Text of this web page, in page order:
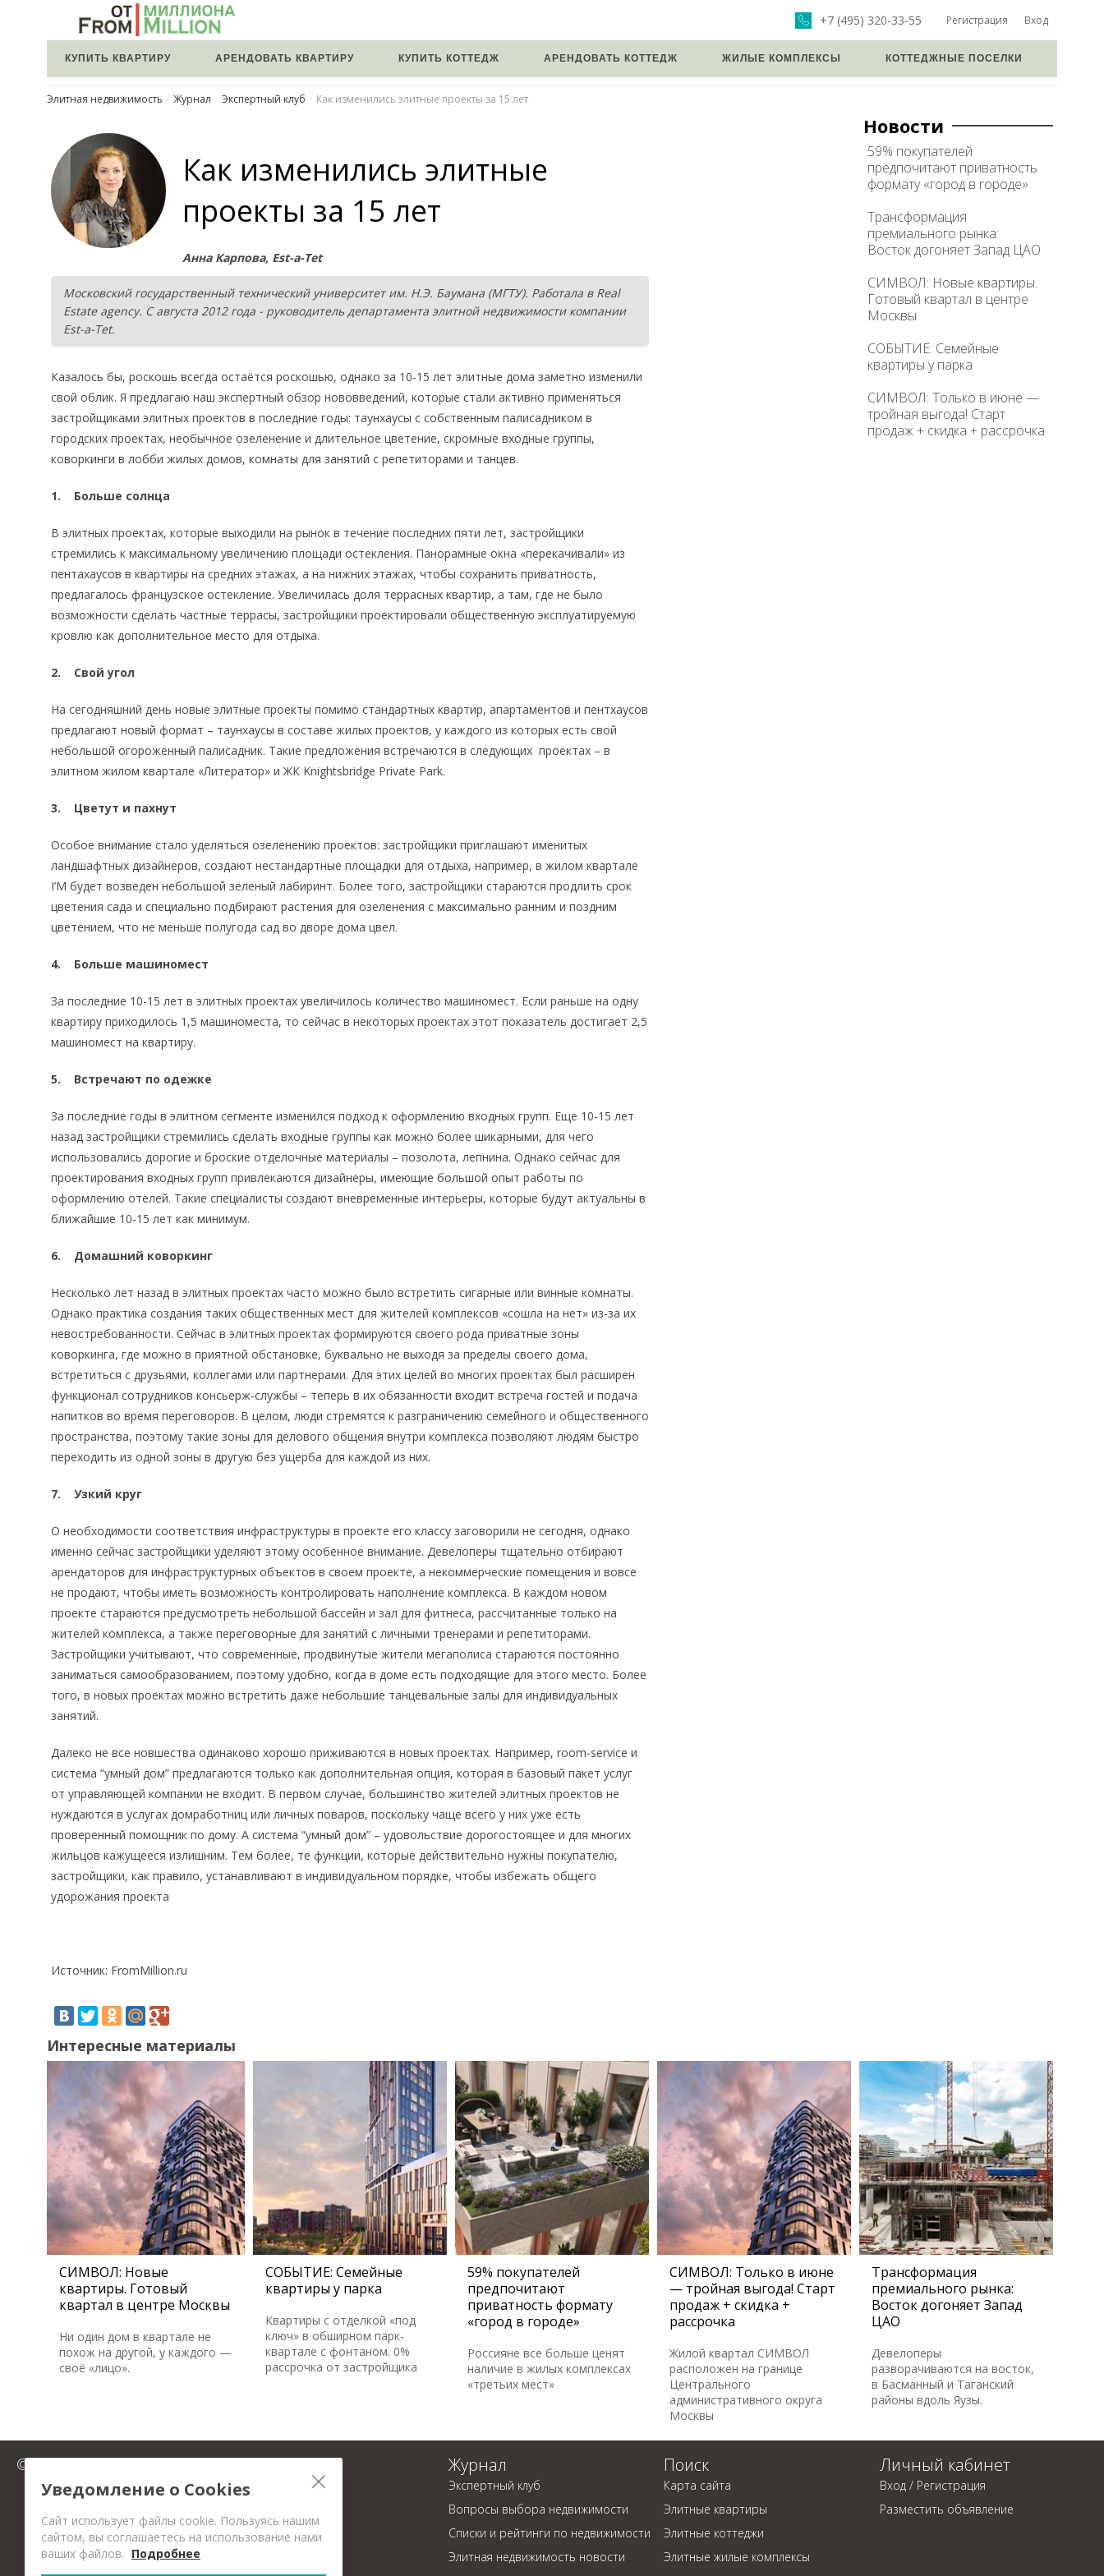
Регистрация Вход
+7 (495) 320-33-55
КУПИТЬ КВАРТИРУ АРЕНДОВАТЬ КВАРТИРУ КУПИТЬ КОТТЕДЖ АРЕНДОВАТЬ КОТТЕДЖ ЖИЛЫЕ КОМПЛЕКСЫ КОТТЕДЖНЫЕ ПОСЕЛКИ
Элитная недвижимость Журнал Экспертный клуб Как изменились элитные проекты за 15 лет
Как изменились элитные
проекты за 15 лет
Анна Карпова, Est-a-Tet
Московский государственный технический университет им. Н.Э. Баумана (МГТУ). Работала в Real
Estate agency. С августа 2012 года - руководитель департамента элитной недвижимости компании
Est-a-Tet.
Казалось бы, роскошь всегда остаётся роскошью, однако за 10-15 лет элитные дома заметно изменили
свой облик. Я предлагаю наш экспертный обзор нововведений, которые стали активно применяться
застройщиками элитных проектов в последние годы: таунхаусы с собственным палисадником в
городских проектах, необычное озеленение и длительное цветение, скромные входные группы,
коворкинги в лобби жилых домов, комнаты для занятий с репетиторами и танцев.
1. Больше солнца
В элитных проектах, которые выходили на рынок в течение последних пяти лет, застройщики
стремились к максимальному увеличению площади остекления. Панорамные окна «перекачивали» из
пентахаусов в квартиры на средних этажах, а на нижних этажах, чтобы сохранить приватность,
предлагалось французское остекление. Увеличилась доля террасных квартир, а там, где не было
возможности сделать частные террасы, застройщики проектировали общественную эксплуатируемую
кровлю как дополнительное место для отдыха.
2. Свой угол
На сегодняшний день новые элитные проекты помимо стандартных квартир, апартаментов и пентхаусов
предлагают новый формат – таунхаусы в составе жилых проектов, у каждого из которых есть свой
небольшой огороженный палисадник. Такие предложения встречаются в следующих проектах – в
элитном жилом квартале «Литератор» и ЖК Knightsbridge Private Park.
3. Цветут и пахнут
Особое внимание стало уделяться озеленению проектов: застройщики приглашают именитых
ландшафтных дизайнеров, создают нестандартные площадки для отдыха, например, в жилом квартале
I’M будет возведен небольшой зеленый лабиринт. Более того, застройщики стараются продлить срок
цветения сада и специально подбирают растения для озеленения с максимально ранним и поздним
цветением, что не меньше полугода сад во дворе дома цвел.
4. Больше машиномест
За последние 10-15 лет в элитных проектах увеличилось количество машиномест. Если раньше на одну
квартиру приходилось 1,5 машиноместа, то сейчас в некоторых проектах этот показатель достигает 2,5
машиномест на квартиру.
5. Встречают по одежке
За последние годы в элитном сегменте изменился подход к оформлению входных групп. Еще 10-15 лет
назад застройщики стремились сделать входные группы как можно более шикарными, для чего
использовались дорогие и броские отделочные материалы – позолота, лепнина. Однако сейчас для
проектирования входных групп привлекаются дизайнеры, имеющие большой опыт работы по
оформлению отелей. Такие специалисты создают вневременные интерьеры, которые будут актуальны в
ближайшие 10-15 лет как минимум.
6. Домашний коворкинг
Несколько лет назад в элитных проектах часто можно было встретить сигарные или винные комнаты.
Однако практика создания таких общественных мест для жителей комплексов «сошла на нет» из-за их
невостребованности. Сейчас в элитных проектах формируются своего рода приватные зоны
коворкинга, где можно в приятной обстановке, буквально не выходя за пределы своего дома,
встретиться с друзьями, коллегами или партнерами. Для этих целей во многих проектах был расширен
функционал сотрудников консьерж-службы – теперь в их обязанности входит встреча гостей и подача
напитков во время переговоров. В целом, люди стремятся к разграничению семейного и общественного
пространства, поэтому такие зоны для делового общения внутри комплекса позволяют людям быстро
переходить из одной зоны в другую без ущерба для каждой из них.
7. Узкий круг
О необходимости соответствия инфраструктуры в проекте его классу заговорили не сегодня, однако
именно сейчас застройщики уделяют этому особенное внимание. Девелоперы тщательно отбирают
арендаторов для инфраструктурных объектов в своем проекте, а некоммерческие помещения и вовсе
не продают, чтобы иметь возможность контролировать наполнение комплекса. В каждом новом
проекте стараются предусмотреть небольшой бассейн и зал для фитнеса, рассчитанные только на
жителей комплекса, а также переговорные для занятий с личными тренерами и репетиторами.
Застройщики учитывают, что современные, продвинутые жители мегаполиса стараются постоянно
заниматься самообразованием, поэтому удобно, когда в доме есть подходящие для этого место. Более
того, в новых проектах можно встретить даже небольшие танцевальные залы для индивидуальных
занятий.
Далеко не все новшества одинаково хорошо приживаются в новых проектах. Например, room-service и
система “умный дом” предлагаются только как дополнительная опция, которая в базовый пакет услуг
от управляющей компании не входит. В первом случае, большинство жителей элитных проектов не
нуждаются в услугах домработниц или личных поваров, поскольку чаще всего у них уже есть
проверенный помощник по дому. А система “умный дом” – удовольствие дорогостоящее и для многих
жильцов кажущееся излишним. Тем более, те функции, которые действительно нужны покупателю,
застройщики, как правило, устанавливают в индивидуальном порядке, чтобы избежать общего
удорожания проекта
Источник: FromMillion.ru
Новости
59% покупателей
предпочитают приватность
формату «город в городе»
Трансформация
премиального рынка:
Восток догоняет Запад ЦАО
СИМВОЛ: Новые квартиры.
Готовый квартал в центре
Москвы
СОБЫТИЕ: Семейные
квартиры у парка
СИМВОЛ: Только в июне —
тройная выгода! Старт
продаж + скидка + рассрочка
Интересные материалы
СИМВОЛ: Новые
квартиры. Готовый
квартал в центре Москвы
Ни один дом в квартале не
похож на другой, у каждого —
своё «лицо».
СОБЫТИЕ: Семейные
квартиры у парка
Квартиры с отделкой «под
ключ» в обширном парк-
квартале с фонтаном. 0%
рассрочка от застройщика
59% покупателей
предпочитают
приватность формату
«город в городе»
Россияне все больше ценят
наличие в жилых комплексах
«третьих мест»
СИМВОЛ: Только в июне
— тройная выгода! Старт
продаж + скидка +
рассрочка
Жилой квартал СИМВОЛ
расположен на границе
Центрального
административного округа
Москвы
Трансформация
премиального рынка:
Восток догоняет Запад
ЦАО
Девелоперы
разворачиваются на восток,
в Басманный и Таганский
районы вдоль Яузы.
Уведомление о Cookies
Сайт использует файлы cookie. Пользуясь нашим
сайтом, вы соглашаетесь на использование нами
ваших файлов. Подробнее
© 2025 FromMillion.ru Журнал
Экспертный клуб
Вопросы выбора недвижимости
Списки и рейтинги по недвижимости
Элитная недвижимость новости
Поиск
Карта сайта
Элитные квартиры
Элитные коттеджи
Элитные жилые комплексы
Личный кабинет
Вход / Регистрация
Разместить объявление